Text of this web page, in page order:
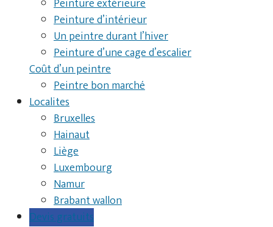
Peinture extérieure
Peinture d’intérieur
Un peintre durant l’hiver
Peinture d’une cage d’escalier
Coût d’un peintre
Peintre bon marché
Localites
Bruxelles
Hainaut
Liège
Luxembourg
Namur
Brabant wallon
Devis gratuits